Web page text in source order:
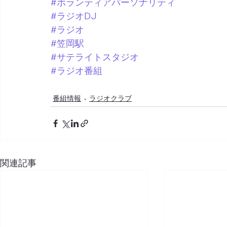
#ラジオDJ
#ラジオ
#笠岡駅
#サテライトスタジオ
#ラジオ番組
番組情報 ラジオクラブ
関連記事